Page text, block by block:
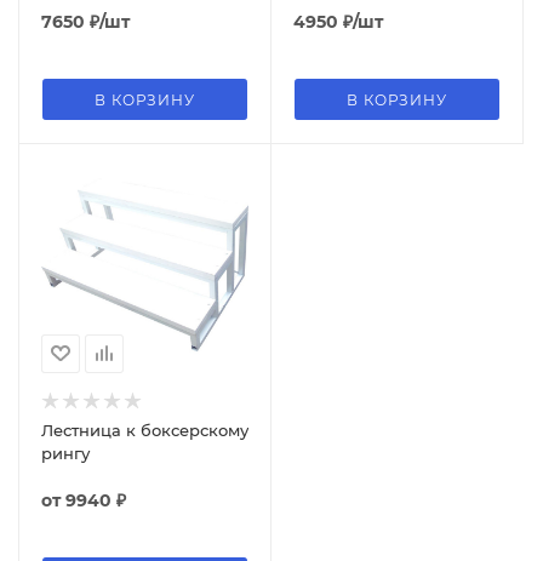
7650 ₽/шт
В КОРЗИНУ
4950 ₽/шт
В КОРЗИНУ
Лестница к боксерскому
рингу
от9940 ₽